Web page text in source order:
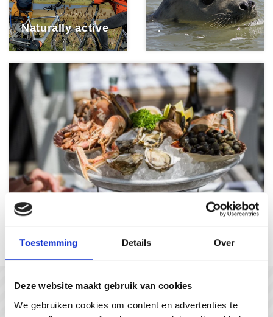
Toestemming Details Over
Deze website maakt gebruik van cookies
We gebruiken cookies om content en advertenties te
Naturally active .
Culinary delights
In gesprek met...
#gastvrijzeeuwsvlaanderen